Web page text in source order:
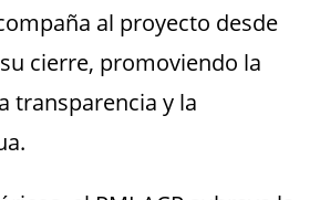
al proyecto desde
cierre, promoviendo la
transparencia y la